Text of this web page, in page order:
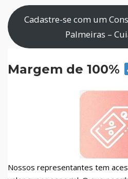
Cadastre-se com um
Palmeiras –
Margem de 100%
Nossos representantes tem